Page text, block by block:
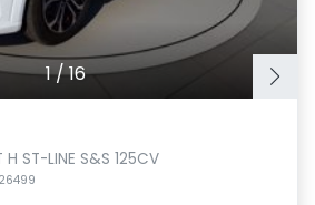
1/16
H ST-LINE S&S 125CV